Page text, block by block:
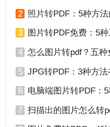
2 照片转PDF：5种方法的文
3 图片转PDF免费：5种工具的
4 怎么图片转pdf？五种免费方法
5 JPG转PDF：3种方法在证件照
6 电脑端图片转PDF：5种方
7 扫描出的图片怎么转